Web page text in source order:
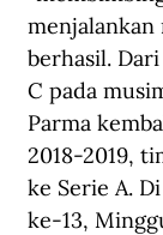
menjalankan
berhasil.
C pada
Parma
2018-2019,
ke Serie A. Di
ke-13,